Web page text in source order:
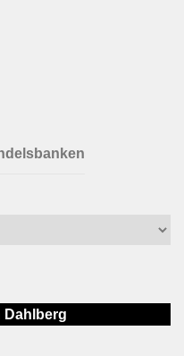
Dahlberg